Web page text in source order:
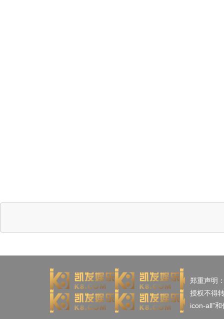
郑重声明
授权不得
icon-all”